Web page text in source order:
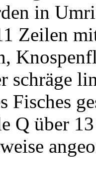
in
Zeilen
schräge
Fisches
Q über